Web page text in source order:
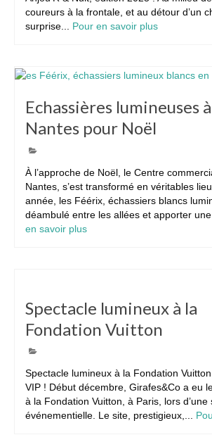
coureurs à la frontale, et au détour d’un
surprise... Pour en savoir plus
Echassières lumineuses à
Nantes pour Noël
À l’approche de Noël, le Centre
Nantes, s’est transformé en véritables
année, les Féérix, échassiers blancs
déambulé entre les allées et apporter une
en savoir plus
Spectacle lumineux à la
Fondation Vuitton
Spectacle lumineux à la Fondation
VIP ! Début décembre, Girafes&Co a eu
à la Fondation Vuitton, à Paris, lors d’une
événementielle. Le site, prestigieux,...